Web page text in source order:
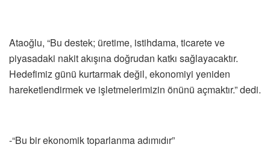
Ataoğlu, “Bu destek; üretime, istihdama, ticarete ve
piyasadaki nakit akışına doğrudan katkı sağlayacaktır.
Hedefimiz günü kurtarmak değil, ekonomiyi yeniden
hareketlendirmek ve işletmelerimizin önünü açmaktır.” dedi.
-“Bu bir ekonomik toparlanma adımıdır”